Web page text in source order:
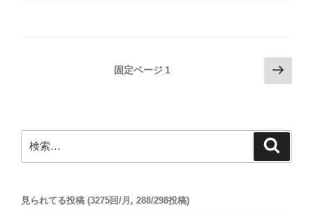
ー
ジ
り
固定ページ 1
次
の
ジ
索:
見られてる投稿 (3275回/月, 288/298投稿)